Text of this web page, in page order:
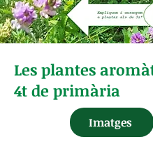
Les plantes
4t de primària
Imatges